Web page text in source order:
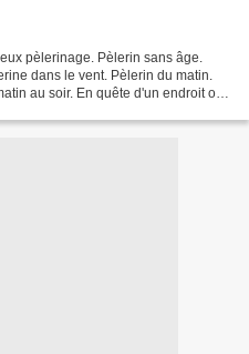
pèlerinage. Pèlerin sans âge.
dans le vent. Pèlerin du matin.
au soir. En quête d'un endroit où